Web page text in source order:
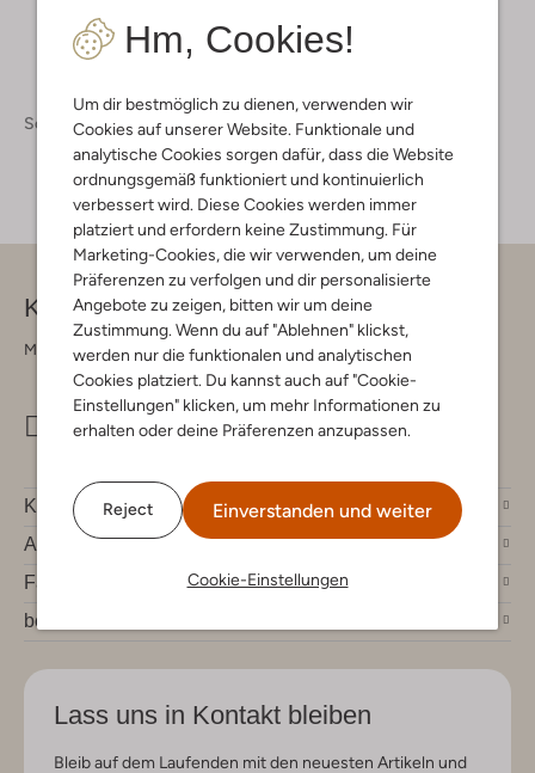
Hm, Cookies!
Um dir bestmöglich zu dienen, verwenden wir
Cookies auf unserer Website. Funktionale und
analytische Cookies sorgen dafür, dass die Website
ordnungsgemäß funktioniert und kontinuierlich
verbessert wird. Diese Cookies werden immer
platziert und erfordern keine Zustimmung. Für
Marketing-Cookies, die wir verwenden, um deine
Präferenzen zu verfolgen und dir personalisierte
Angebote zu zeigen, bitten wir um deine
Zustimmung. Wenn du auf "Ablehnen" klickst,
werden nur die funktionalen und analytischen
Cookies platziert. Du kannst auch auf "Cookie-
Einstellungen" klicken, um mehr Informationen zu
erhalten oder deine Präferenzen anzupassen.
Reject Einverstanden und weiter
Cookie-Einstellungen
Schuhe Schuhe Damen
Kontakt
Montag - Freitag 09:00 - 17:00 uur
info@omoda.de
Kundenservice
Account
Fashion News
bei Omoda
Lass uns in Kontakt bleiben
Bleib auf dem Laufenden mit den neuesten Artikeln und